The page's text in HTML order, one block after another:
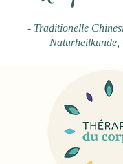
- Traditionelle
Naturheilkunde,